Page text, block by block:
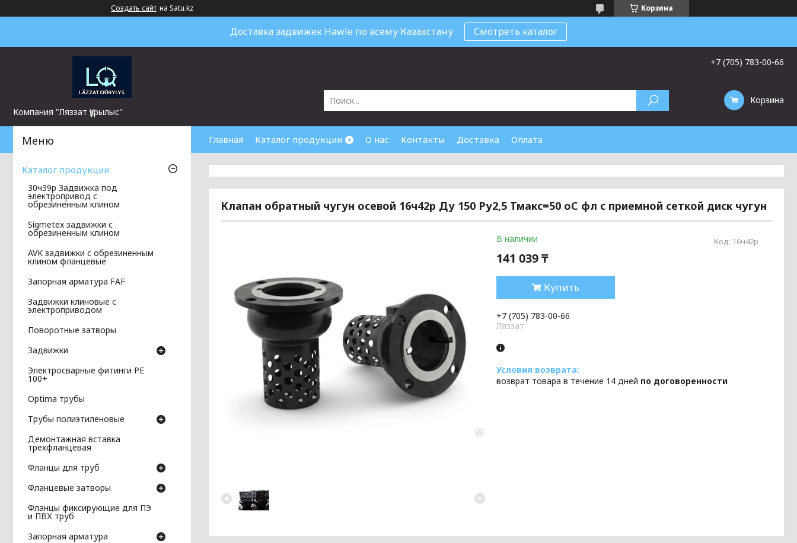
Создать сайт на Satu.kz Корзина
Доставка задвижек Hawle по всему Казахстану Смотреть каталог
Компания "Ляззат Құрылыс"
+7 (705) 783-00-66
Корзина
Главная Каталог продукции О нас Контакты Доставка Оплата
Клапан обратный чугун осевой 16ч42р Ду 150 Ру2,5 Тмакс=50 оС фл с приемной сеткой диск чугун
В наличии Код: 16ч42р
141 039 ₸
Купить
+7 (705) 783-00-66
Ляззат
возврат товара в течение 14 дней по договоренности
Каталог продукции
30ч39р Задвижка под
электропривод с
обрезиненным клином
Sigmetex задвижки с
обрезиненным клином
AVK задвижки с обрезиненным
клином фланцевые
Запорная арматура FAF
Задвижки клиновые с
электроприводом
Поворотные затворы
Задвижки
Электросварные фитинги PE
100+
Optima трубы
Трубы полиэтиленовые
Демонтажная вставка
трехфланцевая
Фланцы для труб
Фланцевые затворы
Фланцы фиксирующие для ПЭ
и ПВХ труб
Запорная арматура